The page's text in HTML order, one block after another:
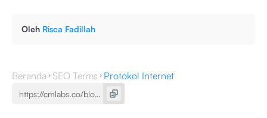
Oleh Risca Fadillah
Beranda SEO Terms Protokol Internet